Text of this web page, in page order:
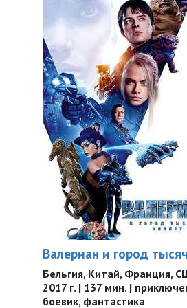
Валериан и город
Бельгия, Китай, Франция,
2017 г. | 137 мин. |
боевик, фантастика